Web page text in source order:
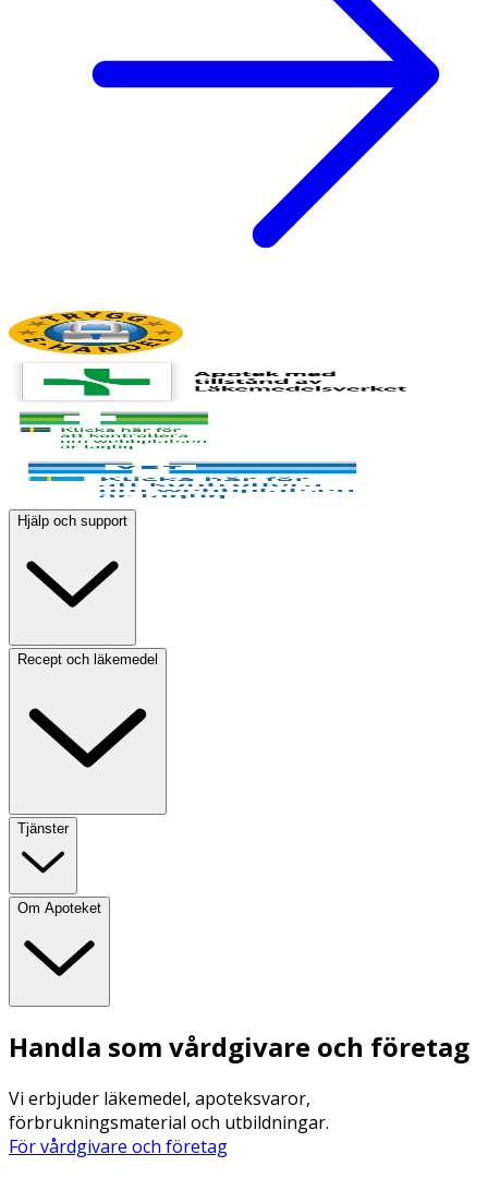
Hjälp och support
Recept och läkemedel
Tjänster
Om Apoteket
Handla som vårdgivare och företag
Vi erbjuder läkemedel, apoteksvaror,
förbrukningsmaterial och utbildningar.
För vårdgivare och företag